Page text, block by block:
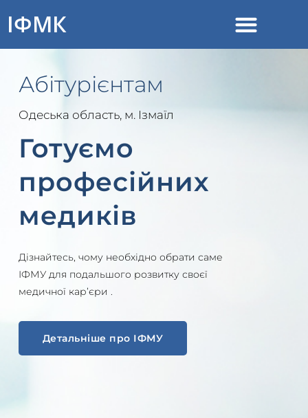
ІФМК
Абітурієнтам
Одеська область, м. Ізмаїл
Готуємо
професійних
медиків
Дізнайтесь, чому необхідно обрати саме
ІФМУ для подальшого розвитку своєї
медичної кар’єри .
Детальніше про ІФМУ